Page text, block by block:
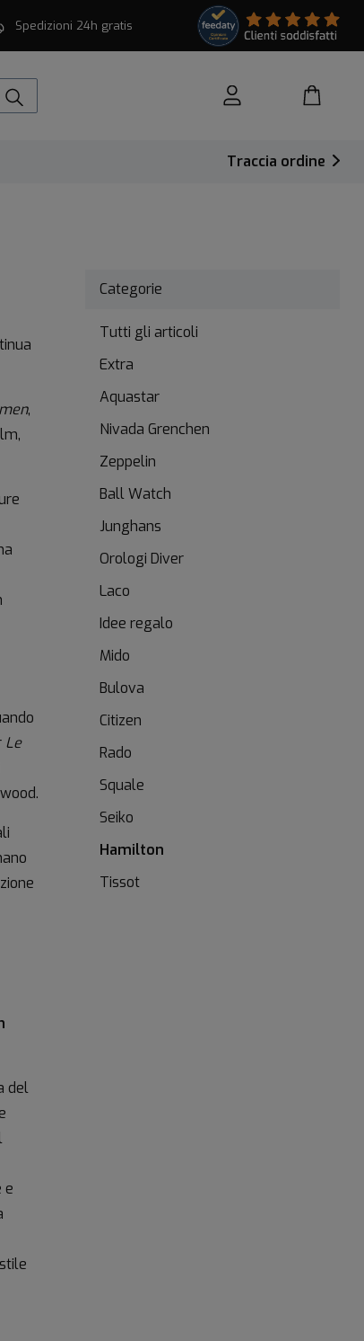
Spedizioni 24h gratis
Traccia ordine
,
Le
del
e
Categorie
Tutti gli articoli
Extra
Aquastar
Nivada Grenchen
Zeppelin
Ball Watch
Junghans
Orologi Diver
Laco
Idee regalo
Mido
Bulova
Citizen
Rado
Squale
Seiko
Hamilton
Tissot